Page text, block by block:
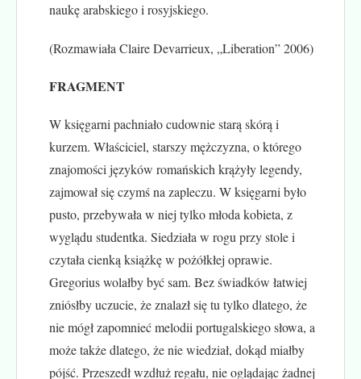
naukę arabskiego i rosyjskiego.
(Rozmawiała Claire Devarrieux, „Liberation” 2006)
FRAGMENT
W księgarni pachniało cudownie starą skórą i
kurzem. Właściciel, starszy mężczyzna, o którego
znajomości języków romańskich krążyły legendy,
zajmował się czymś na zapleczu. W księgarni było
pusto, przebywała w niej tylko młoda kobieta, z
wyglądu studentka. Siedziała w rogu przy stole i
czytała cienką książkę w pożółkłej oprawie.
Gregorius wolałby być sam. Bez świadków łatwiej
zniósłby uczucie, że znalazł się tu tylko dlatego, że
nie mógł zapomnieć melodii portugalskiego słowa, a
może także dlatego, że nie wiedział, dokąd miałby
pójść. Przeszedł wzdłuż regału, nie oglądając żadnej